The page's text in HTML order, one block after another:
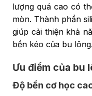
lượng quá cao có
mòn. Thành phần
giúp cải thiện khả
bền kéo của bu lông.
Ưu điểm của bu
Độ bền cơ học